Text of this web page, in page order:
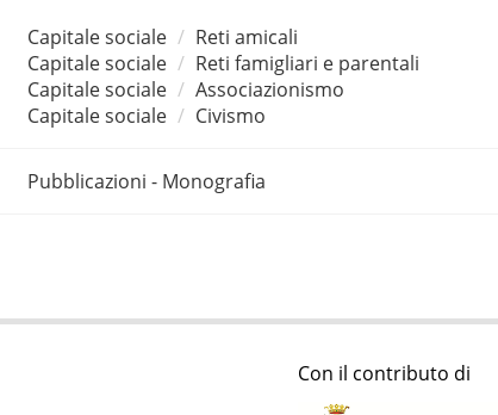
Capitale sociale
Reti amicali
Capitale sociale
Reti famigliari e parentali
Capitale sociale
Associazionismo
Capitale sociale
Civismo
Pubblicazioni - Monografia
Con il contributo di